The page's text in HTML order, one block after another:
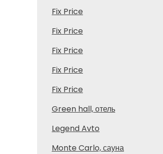
Fix Price
Fix Price
Fix Price
Fix Price
Fix Price
Green hall, отель
Legend Avto
Monte Carlo, сауна